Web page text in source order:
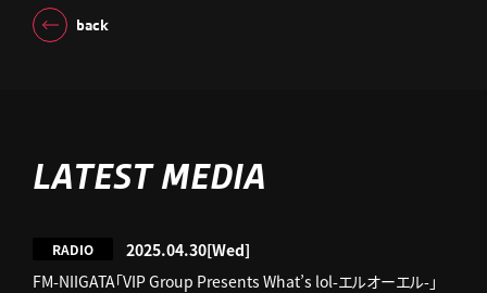
back
LATEST MEDIA
RADIO 2025.04.30[Wed]
FM-NIIGATA「VIP Group Presents What’s lol-エルオーエル-」